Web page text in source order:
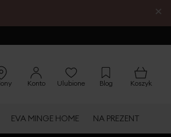
×
Konto Ulubione Blog Koszyk
EVA MINGE HOME NA PREZENT